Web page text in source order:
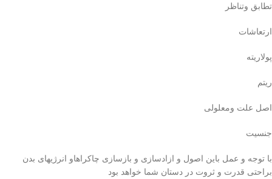
تطابق وتناظر
ارتعاشات
پولاریته
ریتم
اصل علت ومعلولی
جنسیت
با توجه و عمل باین اصول و ازادسازی و بازسازی چاکراهاو انرژیهای بدن
براحتی قدرت و ثروت در دستان شما خواهد بود